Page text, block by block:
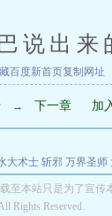
出来
百度新首页复制网址
→ 下一章 加
大术士 斩邪 万界圣师
大亨 原始大厨王 怪物
至本站只是为了宣传
Rights Reserved.